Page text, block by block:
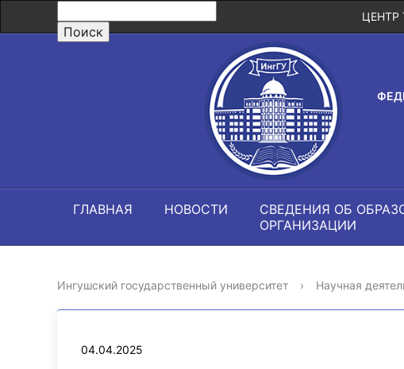
ЦЕНТР
ГЛАВНАЯ НОВОСТИ
СВЕДЕНИЯ ОБ
ОРГАНИЗАЦИИ
Ингушский государственный университет › Научная
04.04.2025